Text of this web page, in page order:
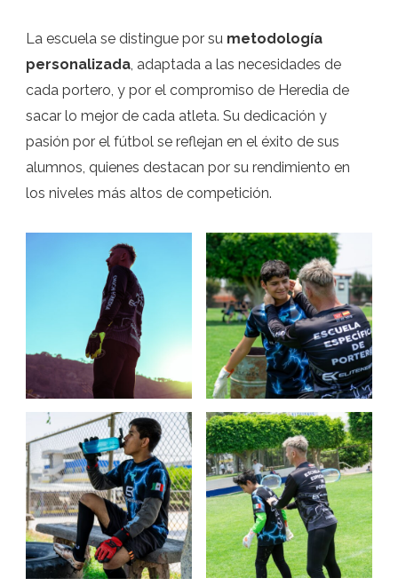
La escuela se distingue por su metodología
personalizada, adaptada a las necesidades de
cada portero, y por el compromiso de Heredia de
sacar lo mejor de cada atleta. Su dedicación y
pasión por el fútbol se reflejan en el éxito de sus
alumnos, quienes destacan por su rendimiento en
los niveles más altos de competición.